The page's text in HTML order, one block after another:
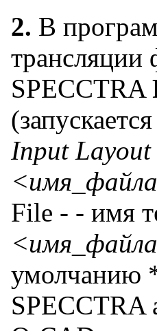
2. В
SPECCTRA
Input
File - - имя
умолчанию
SPECCTRA